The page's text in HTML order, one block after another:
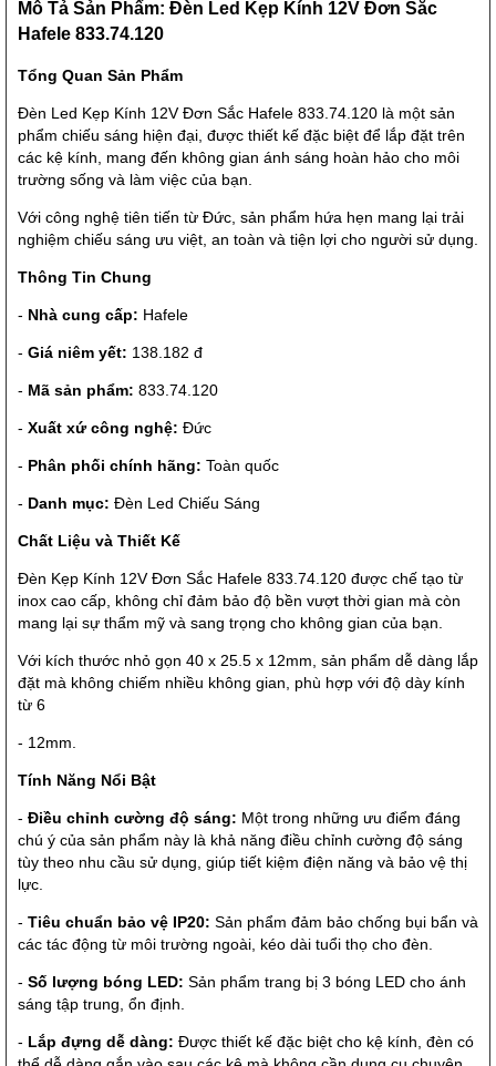
Mô Tả Sản Phẩm: Đèn Led Kẹp Kính 12V Đơn Sắc
Hafele 833.74.120
Tổng Quan Sản Phẩm
Đèn Led Kẹp Kính 12V Đơn Sắc Hafele 833.74.120 là một sản
phẩm chiếu sáng hiện đại, được thiết kế đặc biệt để lắp đặt trên
các kệ kính, mang đến không gian ánh sáng hoàn hảo cho môi
trường sống và làm việc của bạn.
Với công nghệ tiên tiến từ Đức, sản phẩm hứa hẹn mang lại trải
nghiệm chiếu sáng ưu việt, an toàn và tiện lợi cho người sử dụng.
Thông Tin Chung
- Nhà cung cấp: Hafele
- Giá niêm yết: 138.182 đ
- Mã sản phẩm: 833.74.120
- Xuất xứ công nghệ: Đức
- Phân phối chính hãng: Toàn quốc
- Danh mục: Đèn Led Chiếu Sáng
Chất Liệu và Thiết Kế
Đèn Kẹp Kính 12V Đơn Sắc Hafele 833.74.120 được chế tạo từ
inox cao cấp, không chỉ đảm bảo độ bền vượt thời gian mà còn
mang lại sự thẩm mỹ và sang trọng cho không gian của bạn.
Với kích thước nhỏ gọn 40 x 25.5 x 12mm, sản phẩm dễ dàng lắp
đặt mà không chiếm nhiều không gian, phù hợp với độ dày kính
từ 6
- 12mm.
Tính Năng Nổi Bật
- Điều chỉnh cường độ sáng: Một trong những ưu điểm đáng
chú ý của sản phẩm này là khả năng điều chỉnh cường độ sáng
tùy theo nhu cầu sử dụng, giúp tiết kiệm điện năng và bảo vệ thị
lực.
- Tiêu chuẩn bảo vệ IP20: Sản phẩm đảm bảo chống bụi bẩn và
các tác động từ môi trường ngoài, kéo dài tuổi thọ cho đèn.
- Số lượng bóng LED: Sản phẩm trang bị 3 bóng LED cho ánh
sáng tập trung, ổn định.
- Lắp đựng dễ dàng: Được thiết kế đặc biệt cho kệ kính, đèn có